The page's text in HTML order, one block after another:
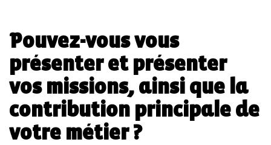
Pouvez-vous vous
présenter et présenter
vos missions, ainsi que la
contribution principale de
votre métier ?